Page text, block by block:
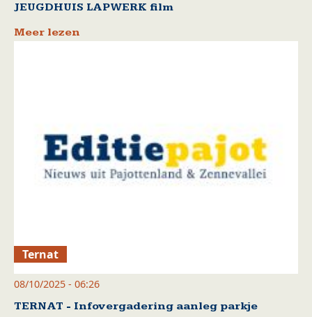
JEUGDHUIS LAPWERK film
Meer lezen
Ternat
08/10/2025 - 06:26
TERNAT - Infovergadering aanleg parkje